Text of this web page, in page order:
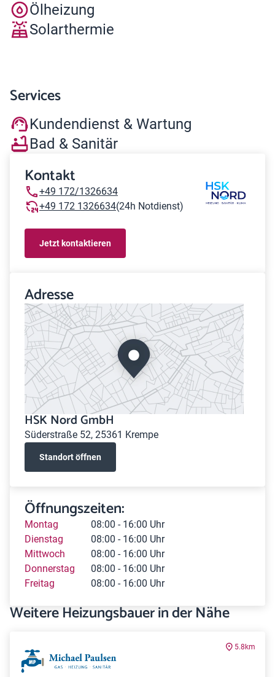
Ölheizung
Solarthermie
Services
Kundendienst & Wartung
Bad & Sanitär
Kontakt
+49 172/1326634
+49 172 1326634(24h Notdienst)
Jetzt kontaktieren
Adresse
HSK Nord GmbH
Süderstraße 52, 25361 Krempe
Standort öffnen
Öffnungszeiten:
Montag
08:00 - 16:00 Uhr
Dienstag
08:00 - 16:00 Uhr
Mittwoch
08:00 - 16:00 Uhr
Donnerstag
08:00 - 16:00 Uhr
Freitag
08:00 - 16:00 Uhr
Weitere Heizungsbauer in der Nähe
5.8km